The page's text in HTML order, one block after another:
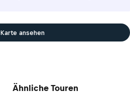
Karte ansehen
Ähnliche Touren